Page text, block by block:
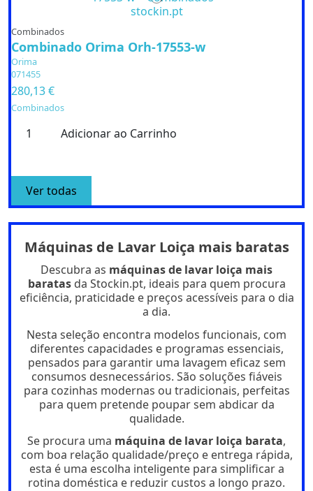
Lavar Roupa
INDESIT - Máq. Lavar Roupa IMA 762B MY TIME
SPT
INDESIT
241,54 €
indesit-m-q-lavar-roupa-ima-762b-my-time-spt
Adicionar ao Carrinho
Máquinas Lavar Roupa
Lavar Roupa
CANDY - Máq. Lavar Roupa GD 48SB6-S
CANDY
Candy GD 48SB6-S. Tipo de carga: Carregamento frontal. Capacidade
avaliada: 8 kg, Classe de centrifugação: B, Nível de ruído (spin): 70 dB,
Velocidade máxima de centrifugação: 1351 RPM. Cor do produto:
Branco. Largura: 600 mm, Profundidade: 530 mm, Altura: 850 mm.
Classe de eficiência energética: A
Adicionar ao Carrinho
Lavar Roupa
INDESIT - Máq. Lavar Roupa IMA 864B MY TIME
SPT
INDESIT
262,84 €
indesit-m-q-lavar-roupa-ima-864b-my-time-spt
Adicionar ao Carrinho
264,66 €
Esta máquina de lavar roupa de carga frontal de livre instalação Indesit
tem: uma espaçosa capacidade de 8,0 kg. Classe energética A. Uma
velocidade de rotação de 1400 rotações por minuto, rápida e efciente
em recursos. Cor branca.
Adicionar ao Carrinho
Combinados
Combinado Orima Orh-17553-w
Orima
071455
280,13 €
Combinados
Adicionar ao Carrinho
Combinados
Combinado Orima Orh-17553-x
302,60 €
Combinados
Adicionar ao Carrinho
Combinados
COMBINADO ORIMA ORH-1855-NFW
304,35 €
Combinados
Adicionar ao Carrinho
Combinados
Combinado Orima Ora-18541-x
310,42 €
Combinados
Adicionar ao Carrinho
Ver todas
Máquinas de Lavar Loiça mais baratas
Descubra as máquinas de lavar loiça mais
baratasda Stockin.pt, ideais para quem procura
eficiência, praticidade e preços acessíveis para o dia
a dia.
Nesta seleção encontra modelos funcionais, com
diferentes capacidades e programas essenciais,
pensados para garantir uma lavagem eficaz sem
consumos desnecessários. São soluções fiáveis
para cozinhas modernas ou tradicionais, perfeitas
para quem pretende poupar sem abdicar da
qualidade.
Se procura uma máquina de lavar loiça barata,
com boa relação qualidade/preço e entrega rápida,
esta é uma escolha inteligente para simplificar a
rotina doméstica e reduzir custos a longo prazo.